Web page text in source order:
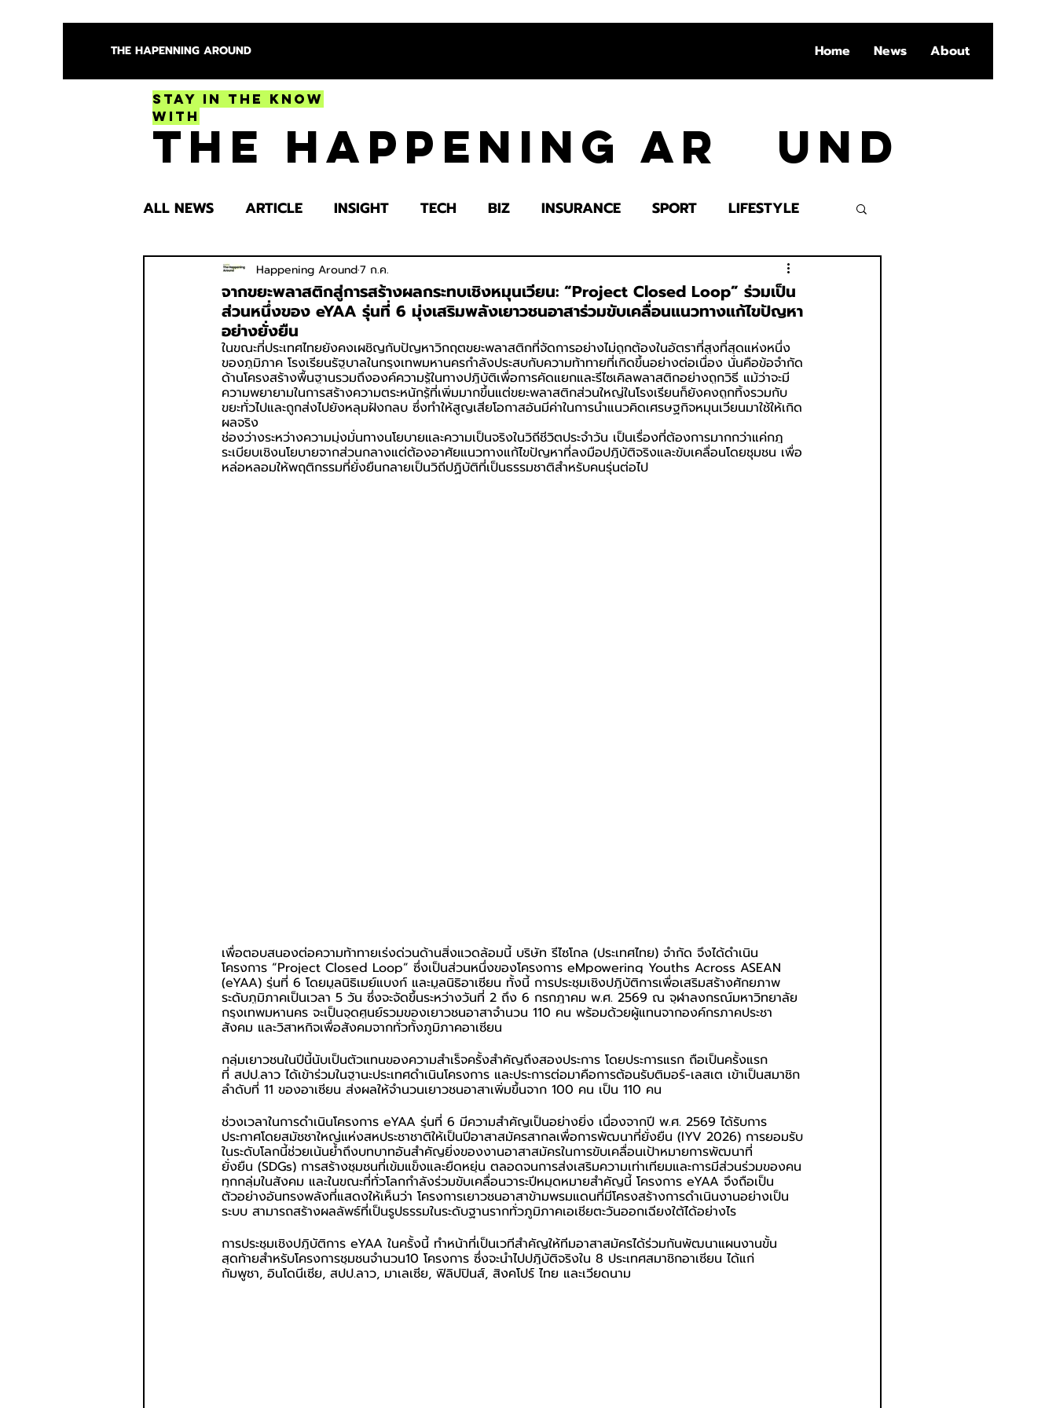
THE HAPENNING AROUND Home News About
Stay in the Know
With
The Happening Ar und
ALL NEWS ARTICLE INSIGHT TECH BIZ INSURANCE SPORT LIFESTYLE
ENTERTAINMENT HEALTH
SPOTLIGHT TRY
จากขยะพลาสติกสู่การสร้างผลกระทบเชิงหมุนเวียน: “Project Closed Loop” ร่วมเป็น
ส่วนหนึ่งของ eYAA รุ่นที่ 6 มุ่งเสริมพลังเยาวชนอาสาร่วมขับเคลื่อนแนวทางแก้ไขปัญหา
อย่างยั่งยืน
Happening Around7 ก.ค.
ในขณะที่ประเทศไทยยังคงเผชิญกับปัญหาวิกฤตขยะพลาสติกที่จัดการอย่างไม่ถูกต้องในอัตราที่สูงที่สุดแห่งหนึ่ง
ของภูมิภาค โรงเรียนรัฐบาลในกรุงเทพมหานครกำลังประสบกับความท้าทายที่เกิดขึ้นอย่างต่อเนื่อง นั่นคือข้อจำกัด
ด้านโครงสร้างพื้นฐานรวมถึงองค์ความรู้ในทางปฏิบัติเพื่อการคัดแยกและรีไซเคิลพลาสติกอย่างถูกวิธี แม้ว่าจะมี
ความพยายามในการสร้างความตระหนักรู้ที่เพิ่มมากขึ้นแต่ขยะพลาสติกส่วนใหญ่ในโรงเรียนก็ยังคงถูกทิ้งรวมกับ
ขยะทั่วไปและถูกส่งไปยังหลุมฝังกลบ ซึ่งทำให้สูญเสียโอกาสอันมีค่าในการนำแนวคิดเศรษฐกิจหมุนเวียนมาใช้ให้เกิด
ผลจริง
ช่องว่างระหว่างความมุ่งมั่นทางนโยบายและความเป็นจริงในวิถีชีวิตประจำวัน เป็นเรื่องที่ต้องการมากกว่าแค่กฎ
ระเบียบเชิงนโยบายจากส่วนกลางแต่ต้องอาศัยแนวทางแก้ไขปัญหาที่ลงมือปฏิบัติจริงและขับเคลื่อนโดยชุมชน เพื่อ
หล่อหลอมให้พฤติกรรมที่ยั่งยืนกลายเป็นวิถีปฏิบัติที่เป็นธรรมชาติสำหรับคนรุ่นต่อไป
เพื่อตอบสนองต่อความท้าทายเร่งด่วนด้านสิ่งแวดล้อมนี้ บริษัท รีไซโกล (ประเทศไทย) จำกัด จึงได้ดำเนิน
โครงการ “Project Closed Loop” ซึ่งเป็นส่วนหนึ่งของโครงการ eMpowering Youths Across ASEAN
(eYAA) รุ่นที่ 6 โดยมูลนิธิเมย์แบงก์ และมูลนิธิอาเซียน ทั้งนี้ การประชุมเชิงปฏิบัติการเพื่อเสริมสร้างศักยภาพ
ระดับภูมิภาคเป็นเวลา 5 วัน ซึ่งจะจัดขึ้นระหว่างวันที่ 2 ถึง 6 กรกฎาคม พ.ศ. 2569 ณ จุฬาลงกรณ์มหาวิทยาลัย
กรุงเทพมหานคร จะเป็นจุดศูนย์รวมของเยาวชนอาสาจำนวน 110 คน พร้อมด้วยผู้แทนจากองค์กรภาคประชา
สังคม และวิสาหกิจเพื่อสังคมจากทั่วทั้งภูมิภาคอาเซียน
กลุ่มเยาวชนในปีนี้นับเป็นตัวแทนของความสำเร็จครั้งสำคัญถึงสองประการ โดยประการแรก ถือเป็นครั้งแรก
ที่ สปป.ลาว ได้เข้าร่วมในฐานะประเทศดำเนินโครงการ และประการต่อมาคือการต้อนรับติมอร์-เลสเต เข้าเป็นสมาชิก
ลำดับที่ 11 ของอาเซียน ส่งผลให้จำนวนเยาวชนอาสาเพิ่มขึ้นจาก 100 คน เป็น 110 คน
ช่วงเวลาในการดำเนินโครงการ eYAA รุ่นที่ 6 มีความสำคัญเป็นอย่างยิ่ง เนื่องจากปี พ.ศ. 2569 ได้รับการ
ประกาศโดยสมัชชาใหญ่แห่งสหประชาชาติให้เป็นปีอาสาสมัครสากลเพื่อการพัฒนาที่ยั่งยืน (IYV 2026) การยอมรับ
ในระดับโลกนี้ช่วยเน้นย้ำถึงบทบาทอันสำคัญยิ่งของงานอาสาสมัครในการขับเคลื่อนเป้าหมายการพัฒนาที่
ยั่งยืน (SDGs) การสร้างชุมชนที่เข้มแข็งและยืดหยุ่น ตลอดจนการส่งเสริมความเท่าเทียมและการมีส่วนร่วมของคน
ทุกกลุ่มในสังคม และในขณะที่ทั่วโลกกำลังร่วมขับเคลื่อนวาระปีหมุดหมายสำคัญนี้ โครงการ eYAA จึงถือเป็น
ตัวอย่างอันทรงพลังที่แสดงให้เห็นว่า โครงการเยาวชนอาสาข้ามพรมแดนที่มีโครงสร้างการดำเนินงานอย่างเป็น
ระบบ สามารถสร้างผลลัพธ์ที่เป็นรูปธรรมในระดับฐานรากทั่วภูมิภาคเอเชียตะวันออกเฉียงใต้ได้อย่างไร
การประชุมเชิงปฏิบัติการ eYAA ในครั้งนี้ ทำหน้าที่เป็นเวทีสำคัญให้ทีมอาสาสมัครได้ร่วมกันพัฒนาแผนงานขั้น
สุดท้ายสำหรับโครงการชุมชนจำนวน10 โครงการ ซึ่งจะนำไปปฏิบัติจริงใน 8 ประเทศสมาชิกอาเซียน ได้แก่
กัมพูชา, อินโดนีเซีย, สปป.ลาว, มาเลเซีย, ฟิลิปปินส์, สิงคโปร์ ไทย และเวียดนาม